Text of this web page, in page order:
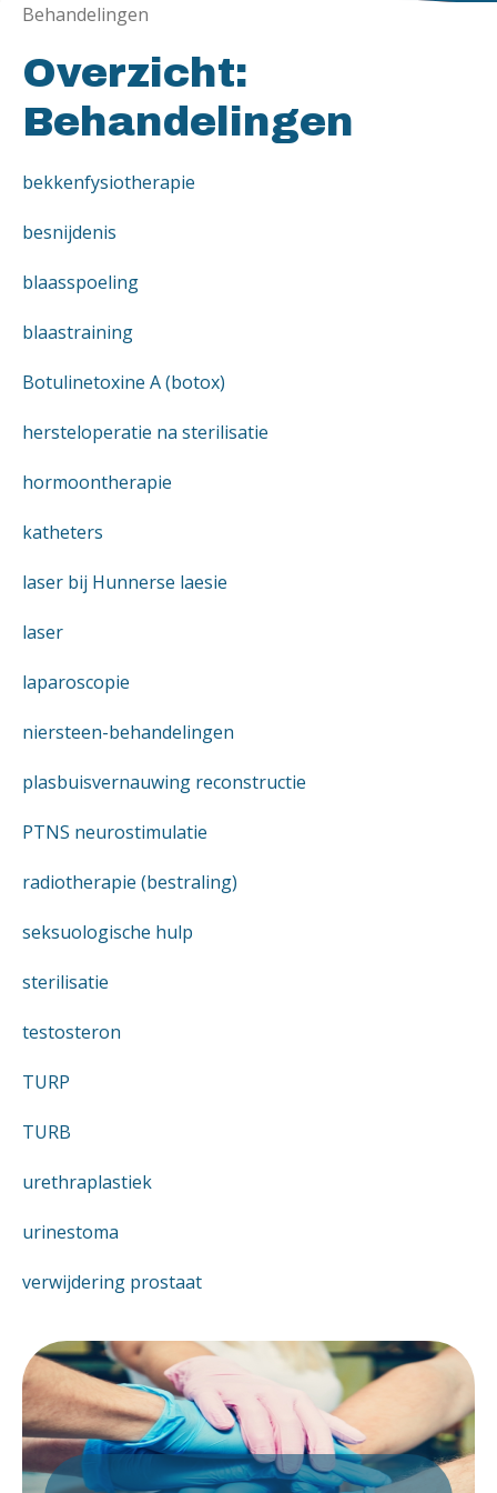
Behandelingen
Overzicht:
Behandelingen
bekkenfysiotherapie
besnijdenis
blaasspoeling
blaastraining
Botulinetoxine A (botox)
hersteloperatie na sterilisatie
hormoontherapie
katheters
laser bij Hunnerse laesie
laser
laparoscopie
niersteen-behandelingen
plasbuisvernauwing reconstructie
PTNS neurostimulatie
radiotherapie (bestraling)
seksuologische hulp
sterilisatie
testosteron
TURP
TURB
urethraplastiek
urinestoma
verwijdering prostaat